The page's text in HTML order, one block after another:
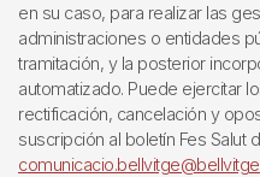
en su caso, para realizar las
administraciones o entidades
tramitación, y la posterior
automatizado. Puede ejercitar
rectificación, cancelación y
suscripción al boletín Fes Salut